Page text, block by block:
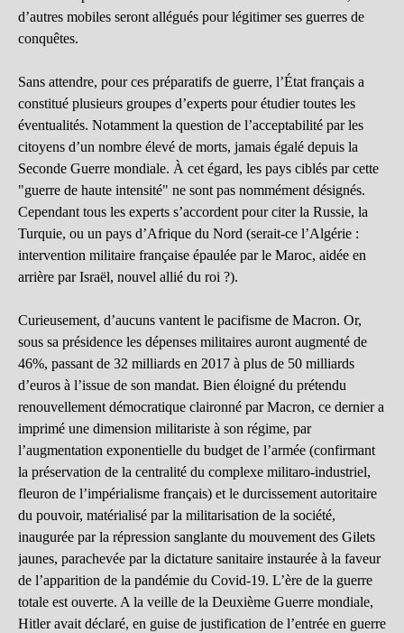
d’autres mobiles seront allégués pour légitimer ses guerres de
conquêtes.
Sans attendre, pour ces préparatifs de guerre, l’État français a
constitué plusieurs groupes d’experts pour étudier toutes les
éventualités. Notamment la question de l’acceptabilité par les
citoyens d’un nombre élevé de morts, jamais égalé depuis la
Seconde Guerre mondiale. À cet égard, les pays ciblés par cette
"guerre de haute intensité" ne sont pas nommément désignés.
Cependant tous les experts s’accordent pour citer la Russie, la
Turquie, ou un pays d’Afrique du Nord (serait-ce l’Algérie :
intervention militaire française épaulée par le Maroc, aidée en
arrière par Israël, nouvel allié du roi ?).
Curieusement, d’aucuns vantent le pacifisme de Macron. Or,
sous sa présidence les dépenses militaires auront augmenté de
46%, passant de 32 milliards en 2017 à plus de 50 milliards
d’euros à l’issue de son mandat. Bien éloigné du prétendu
renouvellement démocratique claironné par Macron, ce dernier a
imprimé une dimension militariste à son régime, par
l’augmentation exponentielle du budget de l’armée (confirmant
la préservation de la centralité du complexe militaro-industriel,
fleuron de l’impérialisme français) et le durcissement autoritaire
du pouvoir, matérialisé par la militarisation de la société,
inaugurée par la répression sanglante du mouvement des Gilets
jaunes, parachevée par la dictature sanitaire instaurée à la faveur
de l’apparition de la pandémie du Covid-19. L’ère de la guerre
totale est ouverte. A la veille de la Deuxième Guerre mondiale,
Hitler avait déclaré, en guise de justification de l’entrée en guerre